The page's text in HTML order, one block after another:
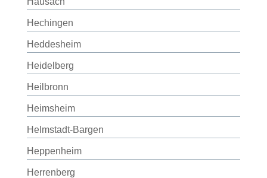
Hechingen
Heddesheim
Heidelberg
Heilbronn
Heimsheim
Helmstadt-Bargen
Heppenheim
Herrenberg